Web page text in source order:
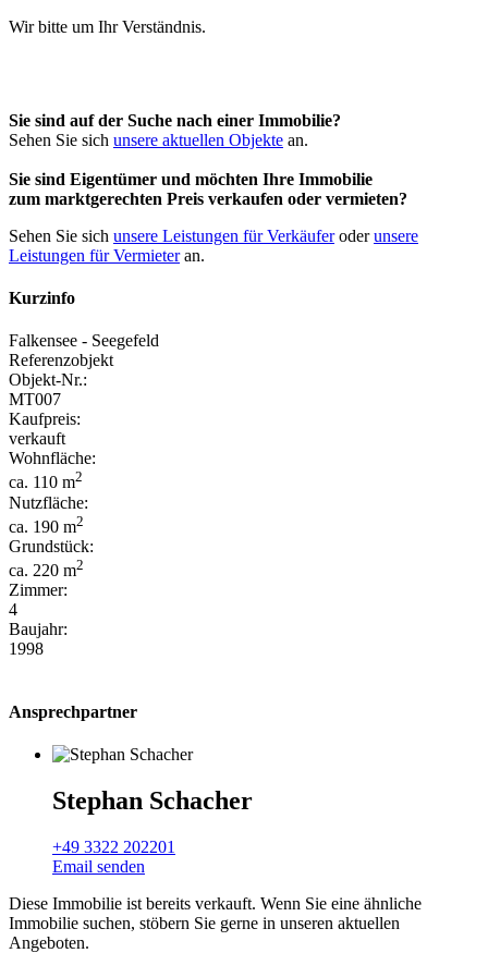
Wir bitte um Ihr Verständnis.
Sie sind auf der Suche nach einer Immobilie?
Sehen Sie sich unsere aktuellen Objekte an.
Sie sind Eigentümer und möchten Ihre Immobilie
zum marktgerechten Preis verkaufen oder vermieten?
Sehen Sie sich unsere Leistungen für Verkäuferoderunsere
Leistungen für Vermieteran.
Kurzinfo
Falkensee - Seegefeld
Referenzobjekt
Objekt-Nr.:
MT007
Kaufpreis:
verkauft
Wohnfläche:
ca. 110 m2
Nutzfläche:
ca. 190 m2
Grundstück:
ca. 220 m2
Zimmer:
4
Baujahr:
1998
Ansprechpartner
Stephan Schacher
+49 3322 202201
Email senden
Diese Immobilie ist bereits verkauft. Wenn Sie eine ähnliche
Immobilie suchen, stöbern Sie gerne in unseren aktuellen
Angeboten.